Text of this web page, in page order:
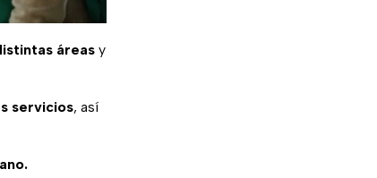
áreas y
servicios, así